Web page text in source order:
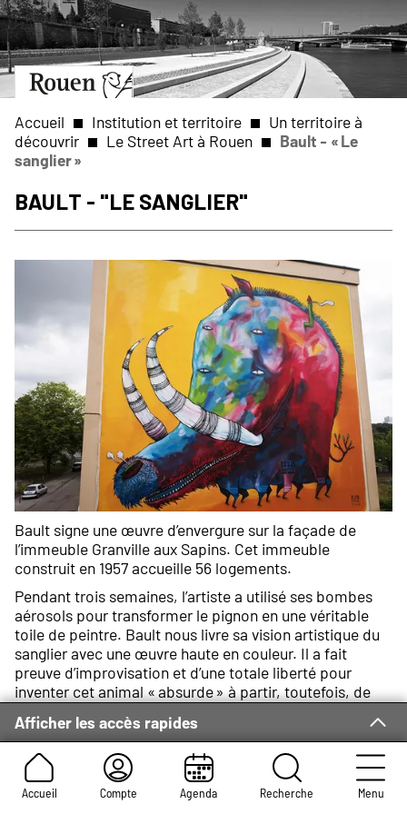
Aller
au
contenu
principal
Aller
à
la
page
d’accueil
Slide
of
1
Accueil Compte Agenda Recherche Menu
Fil
d'Ariane
Accueil Institution et territoire
Un territoire à
découvrir
Le Street Art à Rouen
Bault - « Le
sanglier »
Bault - "Le sanglier"
Afficher les accès rapides
Bault signe une œuvre d’envergure sur la façade de
l’immeuble Granville aux Sapins. Cet immeuble
construit en 1957 accueille 56 logements.
Pendant trois semaines, l’artiste a utilisé ses bombes
aérosols pour transformer le pignon en une véritable
toile de peintre. Bault nous livre sa vision artistique du
sanglier avec une œuvre haute en couleur. Il a fait
preuve d’improvisation et d’une totale liberté pour
inventer cet animal « absurde » à partir, toutefois, de
du quartier.